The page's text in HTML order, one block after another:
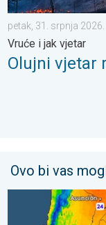
petak, 31. srpnja 2026.
Vruće i jak vjetar
Olujni vjetar
Ovo bi vas
Ledeni pozdravi s